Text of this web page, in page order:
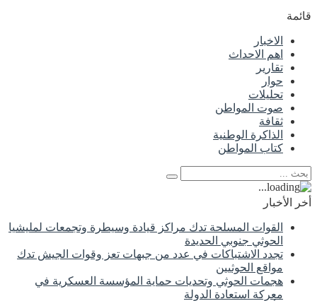
قائمة
الاخبار
اهم الاحداث
تقارير
حوار
تحليلات
صوت المواطن
ثقافة
الذاكرة الوطنية
كتاب المواطن
أخر الأخبار
القوات المسلحة تدك مراكز قيادة وسيطرة وتجمعات لمليشيا
الحوثي جنوبي الحديدة
تجدد الاشتباكات في عدد من جبهات تعز وقوات الجيش تدك
مواقع الحوثيين
هجمات الحوثي وتحديات حماية المؤسسة العسكرية في
معركة استعادة الدولة